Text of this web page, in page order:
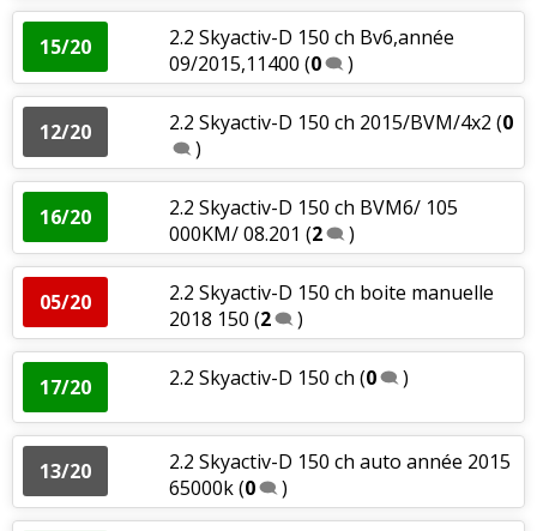
15/20
2.2 Skyactiv-D 150 ch Bv6,année
09/2015,11400 (0 )
12/20 2.2 Skyactiv-D 150 ch 2015/BVM/4x2 (0
)
16/20
2.2 Skyactiv-D 150 ch BVM6/ 105
000KM/ 08.201 (2 )
05/20
2.2 Skyactiv-D 150 ch boite manuelle
2018 150 (2 )
17/20 2.2 Skyactiv-D 150 ch (0 )
13/20
2.2 Skyactiv-D 150 ch auto année 2015
65000k(0 )